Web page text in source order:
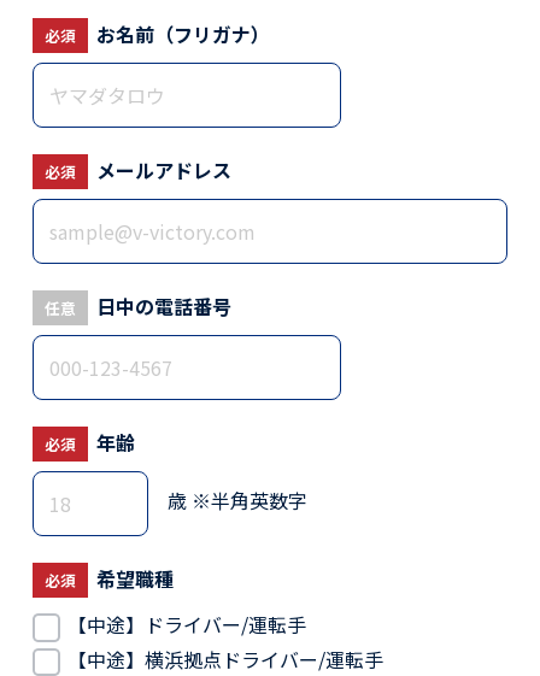
必須 お名前（フリガナ）
必須 メールアドレス
任意 日中の電話番号
必須 年齢
歳 ※半角英数字
必須
希望職種
【中途】ドライバー/運転手
【中途】横浜拠点ドライバー/運転手